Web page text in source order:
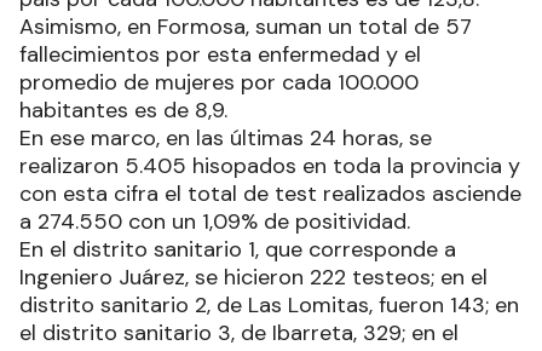
Asimismo, en Formosa, suman un total de 57
fallecimientos por esta enfermedad y el
promedio de mujeres por cada 100.000
habitantes es de 8,9.
En ese marco, en las últimas 24 horas, se
realizaron 5.405 hisopados en toda la provincia y
con esta cifra el total de test realizados asciende
a 274.550 con un 1,09% de positividad.
En el distrito sanitario 1, que corresponde a
Ingeniero Juárez, se hicieron 222 testeos; en el
distrito sanitario 2, de Las Lomitas, fueron 143; en
el distrito sanitario 3, de Ibarreta, 329; en el